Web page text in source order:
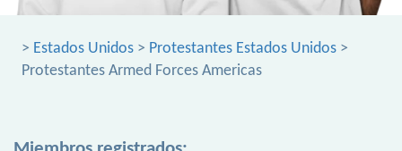
> Estados Unidos > Protestantes Estados Unidos >
Protestantes Armed Forces Americas